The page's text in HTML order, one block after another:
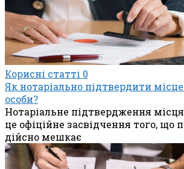
Корисні статті 0
Як нотаріально підтвердити
особи?
Нотаріальне підтвердження
це офіційне засвідчення того, що
дійсно мешкає